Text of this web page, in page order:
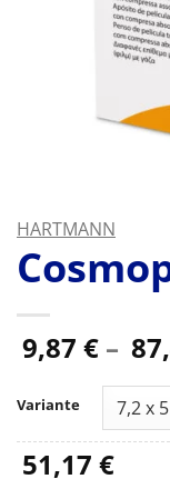
HARTMANN
9,87 € –
Variante
51,17 €